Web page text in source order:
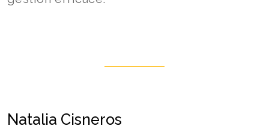
Natalia Cisneros